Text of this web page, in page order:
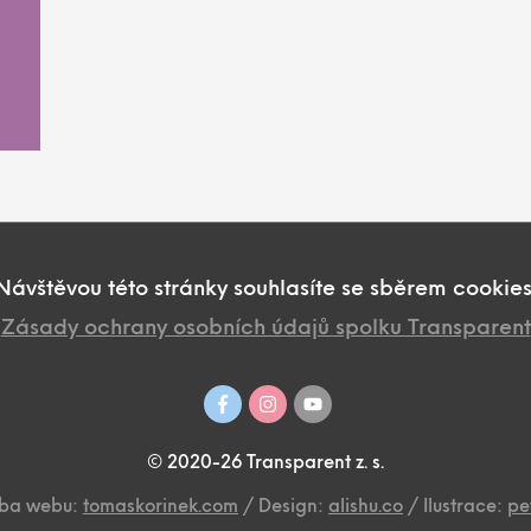
této stránky souhlasíte se sběrem
Zásady ochrany osobních údajů spolku Transparent
© 2020-26 Transparent z. s.
webu: tomaskorinek.com / Design: alishu.co / Ilustrace: